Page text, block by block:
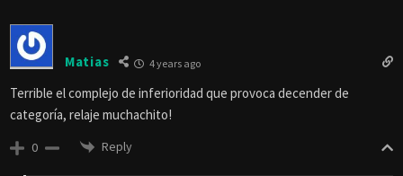
Matias 4 years ago
Terrible el complejo de inferioridad que provoca decender de
categoría, relaje muchachito!
0 Reply